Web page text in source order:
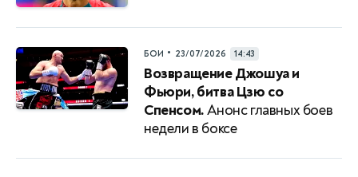
БОИ • 23/07/2026 14:43
Возвращение Джошуа и
Фьюри, битва Цзю со
Спенсом.Анонс главных боев
недели в боксе